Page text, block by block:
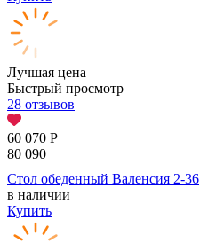
Лучшая цена
Быстрый просмотр
28 отзывов
60 070 Р
80 090
Стол обеденный Валенсия 2-36
в наличии
Купить